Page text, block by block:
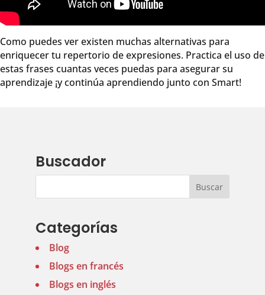
Como puedes ver existen muchas alternativas para
enriquecer tu repertorio de expresiones. Practica el uso de
estas frases cuantas veces puedas para asegurar su
aprendizaje ¡y continúa aprendiendo junto con Smart!
Buscador
Categorías
Blog
Blogs en francés
Blogs en inglés